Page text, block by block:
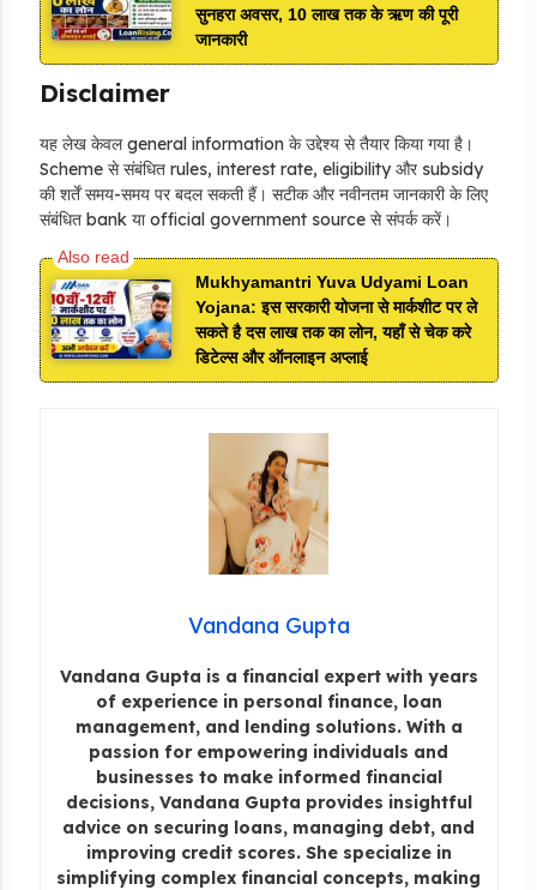
सुनहरा अवसर, 10 लाख तक के ऋण की पूरी
जानकारी
Disclaimer
यह लेख केवल general information के उद्देश्य से तैयार किया गया है।
Scheme से संबंधित rules, interest rate, eligibility और subsidy
की शर्तें समय-समय पर बदल सकती हैं। सटीक और नवीनतम जानकारी के लिए
संबंधित bank या official government source से संपर्क करें।
Mukhyamantri Yuva Udyami Loan
Yojana: इस सरकारी योजना से मार्कशीट पर ले
सकते है दस लाख तक का लोन, यहाँ से चेक करे
डिटेल्स और ऑनलाइन अप्लाई
Vandana Gupta
Vandana Gupta is a financial expert with years
of experience in personal finance, loan
management, and lending solutions. With a
passion for empowering individuals and
businesses to make informed financial
decisions, Vandana Gupta provides insightful
advice on securing loans, managing debt, and
improving credit scores. She specialize in
simplifying complex financial concepts, making